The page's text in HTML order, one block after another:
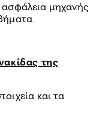
ασφάλεια μηχανής
της
και τα